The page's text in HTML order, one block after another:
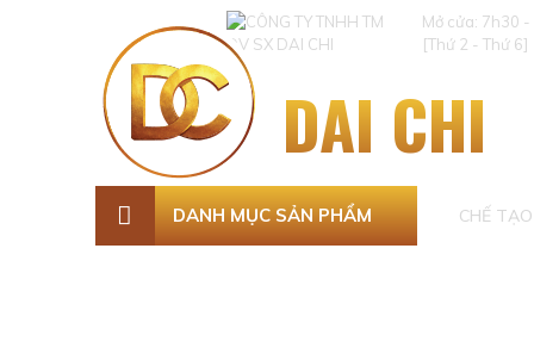
Mở cửa: 7h30
[Thứ 2 - Thứ 6]
DAI CHI
DANH MỤC SẢN PHẨM CHẾ